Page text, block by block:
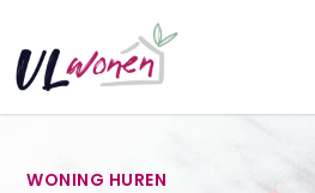
WONING HUREN